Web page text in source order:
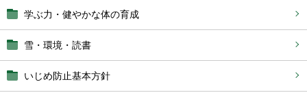
学ぶ力・健やかな体の育成
雪・環境・読書
いじめ防止基本方針